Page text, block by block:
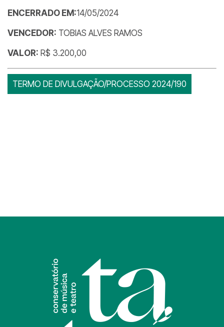
ENCERRADO EM:14/05/2024
VENCEDOR: TOBIAS ALVES RAMOS
VALOR: R$ 3.200,00
TERMO DE DIVULGAÇÃO/PROCESSO 2024/190